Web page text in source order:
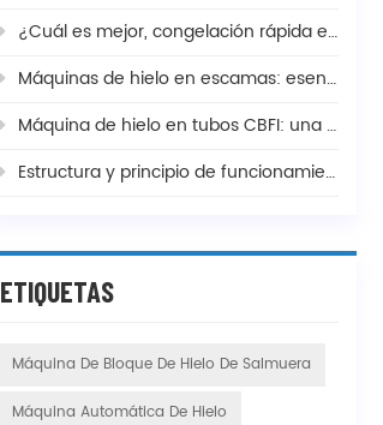
¿Cuál es mejor, congelación rápida en espiral doble o en espiral simple, y cuál es la diferencia?
Máquinas de hielo en escamas: esenciales para la pesca, la mezcla de hormigón y la fabricación de alimentos
Máquina de hielo en tubos CBFI: una solución completa para sus necesidades de producción de hielo
Estructura y principio de funcionamiento de los dispositivos comunes de congelación rápida
ETIQUETAS
Máquina De Bloque De Hielo De Salmuera
Máquina Automática De Hielo